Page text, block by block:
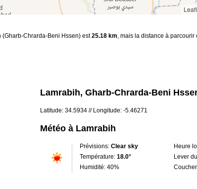
(Gharb-Chrarda-Beni Hssen) est25.18 km, mais la distance à parcourir
Lamrabih, Gharb-Chrarda-Beni
Latitude: 34.5934 // Longitude: -5.46271
Météo à Lamrabih
Prévisions: Clear sky
Température: 18.0°
Humidité: 40%
Heure
Lever